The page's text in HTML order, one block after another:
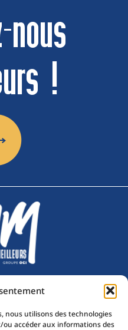
nous utilisons des technologies
accéder aux informations des
nous
!